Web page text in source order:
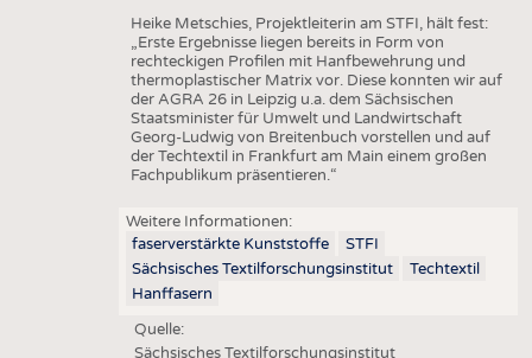
Heike Metschies, Projektleiterin am STFI, hält fest:
„Erste Ergebnisse liegen bereits in Form von
rechteckigen Profilen mit Hanfbewehrung und
thermoplastischer Matrix vor. Diese konnten wir auf
der AGRA 26 in Leipzig u.a. dem Sächsischen
Staatsminister für Umwelt und Landwirtschaft
Georg-Ludwig von Breitenbuch vorstellen und auf
der Techtextil in Frankfurt am Main einem großen
Fachpublikum präsentieren.“
Weitere Informationen:
faserverstärkte Kunststoffe
STFI
Sächsisches Textilforschungsinstitut
Techtextil
Hanffasern
Quelle:
Sächsisches Textilforschungsinstitut